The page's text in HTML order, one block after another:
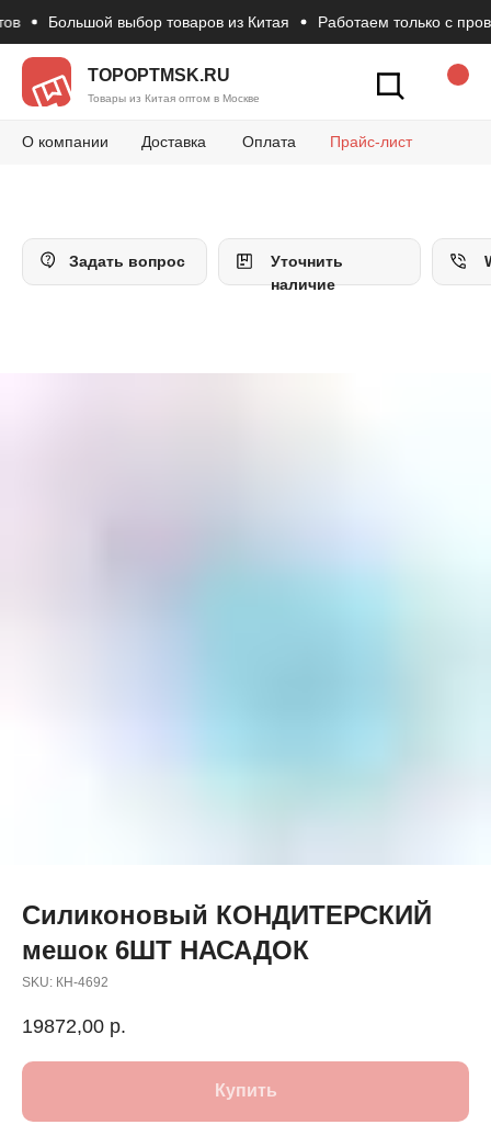
Большой выбор товаров из Китая Работаем только с
TOPOPTMSK.RU
Товары из Китая оптом в Москве
О компании Доставка Оплата
Как сделать
Прайс-лист
Уточнить
наличие
Задать вопрос
Силиконовый КОНДИТЕРСКИЙ
мешок 6ШТ НАСАДОК
SKU: КН-4692
19872,00 р.
Купить